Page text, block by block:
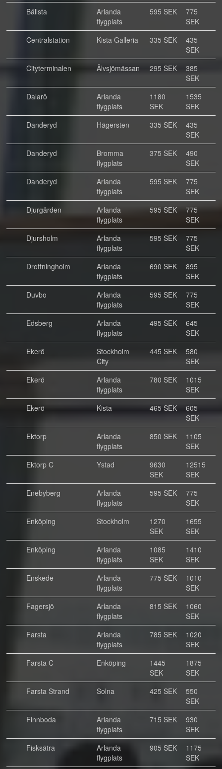
Bällsta
Arlanda
flygplats
595 SEK
775
SEK
Centralstation
Kista Galleria 335 SEK
435
SEK
Cityterminalen
Älvsjömässan 295 SEK
385
SEK
Dalarö
Arlanda
flygplats
1180
SEK
1535
SEK
Danderyd
Hägersten 335 SEK
435
SEK
Danderyd
Bromma
flygplats
375 SEK
490
SEK
Danderyd
Arlanda
flygplats
595 SEK
775
SEK
Djurgården
Arlanda
flygplats
595 SEK
775
SEK
Djursholm
Arlanda
flygplats
595 SEK
775
SEK
Drottningholm
Arlanda
flygplats
690 SEK
895
SEK
Duvbo
Arlanda
flygplats
595 SEK
775
SEK
Edsberg
Arlanda
flygplats
495 SEK
645
SEK
Ekerö
Stockholm
City
445 SEK
580
SEK
Ekerö
Arlanda
flygplats
780 SEK
1015
SEK
Ekerö
Kista 465 SEK
605
SEK
Ektorp
Arlanda
flygplats
850 SEK
1105
SEK
Ektorp C
Ystad
9630
SEK
12515
SEK
Enebyberg
Arlanda
flygplats
595 SEK
775
SEK
Enköping
Stockholm
1270
SEK
1655
SEK
Enköping
Arlanda
flygplats
1085
SEK
1410
SEK
Enskede
Arlanda
flygplats
775 SEK
1010
SEK
Fagersjö
Arlanda
flygplats
815 SEK
1060
SEK
Farsta
Arlanda
flygplats
785 SEK
1020
SEK
Farsta C
Enköping
1445
SEK
1875
SEK
Farsta Strand
Solna 425 SEK
550
SEK
Finnboda
Arlanda
flygplats
715 SEK
930
SEK
Fisksätra
Arlanda
flygplats
905 SEK
1175
SEK